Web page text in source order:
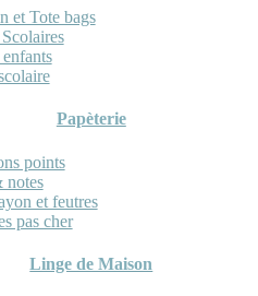
et Tote bags
enfants
Papèterie
points
notes
et feutres
pas cher
Linge de Maison